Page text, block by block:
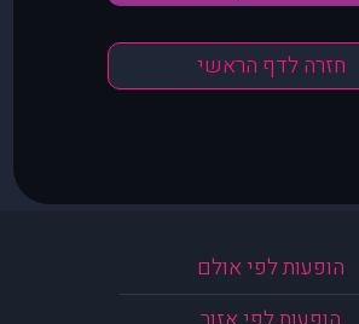
חזרה לדף הראשי
הופעות לפי אולם